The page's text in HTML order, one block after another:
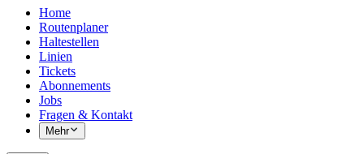
Home
Routenplaner
Haltestellen
Linien
Tickets
Abonnements
Jobs
Fragen & Kontakt
Mehr